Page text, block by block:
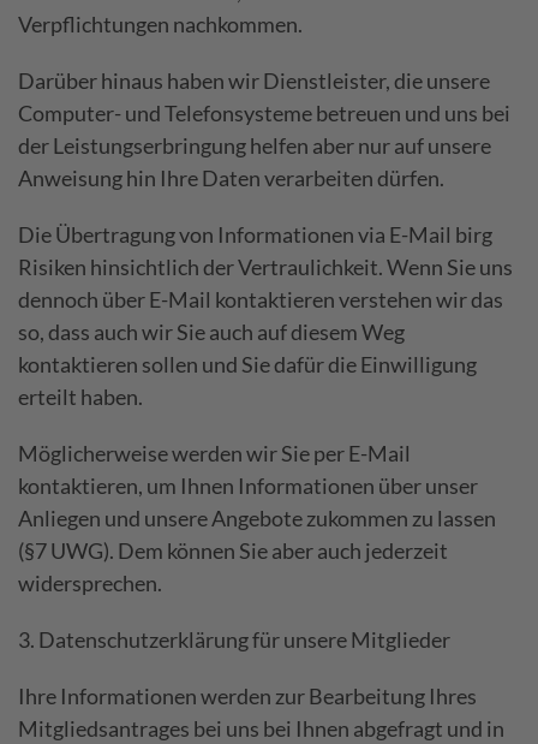
Verpflichtungen nachkommen.
Darüber hinaus haben wir Dienstleister, die unsere
Computer- und Telefonsysteme betreuen und uns bei
der Leistungserbringung helfen aber nur auf unsere
Anweisung hin Ihre Daten verarbeiten dürfen.
Die Übertragung von Informationen via E-Mail birg
Risiken hinsichtlich der Vertraulichkeit. Wenn Sie uns
dennoch über E-Mail kontaktieren verstehen wir das
so, dass auch wir Sie auch auf diesem Weg
kontaktieren sollen und Sie dafür die Einwilligung
erteilt haben.
Möglicherweise werden wir Sie per E-Mail
kontaktieren, um Ihnen Informationen über unser
Anliegen und unsere Angebote zukommen zu lassen
(§7 UWG). Dem können Sie aber auch jederzeit
widersprechen.
3. Datenschutzerklärung für unsere Mitglieder
Ihre Informationen werden zur Bearbeitung Ihres
Mitgliedsantrages bei uns bei Ihnen abgefragt und in